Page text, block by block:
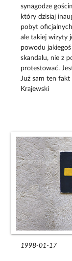
synagodze
który dzisiaj
pobyt
ale takiej wizyty
powodu
skandalu, nie z
protestować.
Już sam ten fakt
Krajewski
1998-01-17